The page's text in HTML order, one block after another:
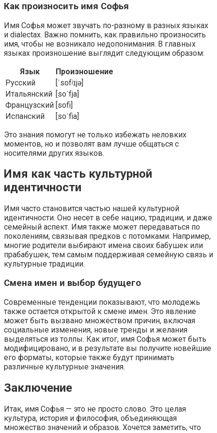
Как произносить имя Софья
Имя Софья может звучать по-разному в разных языках
и dialectах. Важно помнить, как правильно произносить
имя, чтобы не возникало недопонимания. В главных
языках произношение выглядит следующим образом:
Язык
Произношение
Русский
[ˈsofʲɪjə]
Итальянский [soˈfja]
Французский [sofi]
Испанский
[soˈfia]
Это знания помогут не только избежать неловких
моментов, но и позволят вам лучше общаться с
носителями других языков.
Имя как часть культурной
идентичности
Имя часто становится частью нашей культурной
идентичности. Оно несет в себе нацию, традиции, и даже
семейный аспект. Имя также может передаваться по
поколениям, связывая предков с потомками. Например,
многие родители выбирают имена своих бабушек или
прабабушек, тем самым поддерживая семейную связь и
культурные традиции.
Смена имен и выбор будущего
Современные тенденции показывают, что молодежь
также остается открытой к смене имен. Это явление
может быть вызвано множеством причин, включая
социальные изменения, новые тренды и желания
выделяться из толпы. Как итог, имя Софья может быть
модифицировано, и в результате вы получите новейшие
его форматы, которые также будут принимать
различные культурные значения.
Заключение
Итак, имя Софья — это не просто слово. Это целая
культура, история и философия, объединяющая
множество значений и образов. Хочется заметить, что